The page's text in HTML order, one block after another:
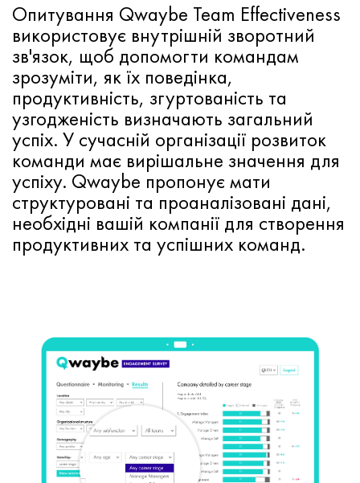
Опитування Qwaybe Team Effectiveness
використовує внутрішній зворотний
зв'язок, щоб допомогти командам
зрозуміти, як їх поведінка,
продуктивність, згуртованість та
узгодженість визначають загальний
успіх. У сучасній організації розвиток
команди має вирішальне значення для
успіху. Qwaybe пропонує мати
структуровані та проаналізовані дані,
необхідні вашій компанії для створення
продуктивних та успішних команд.